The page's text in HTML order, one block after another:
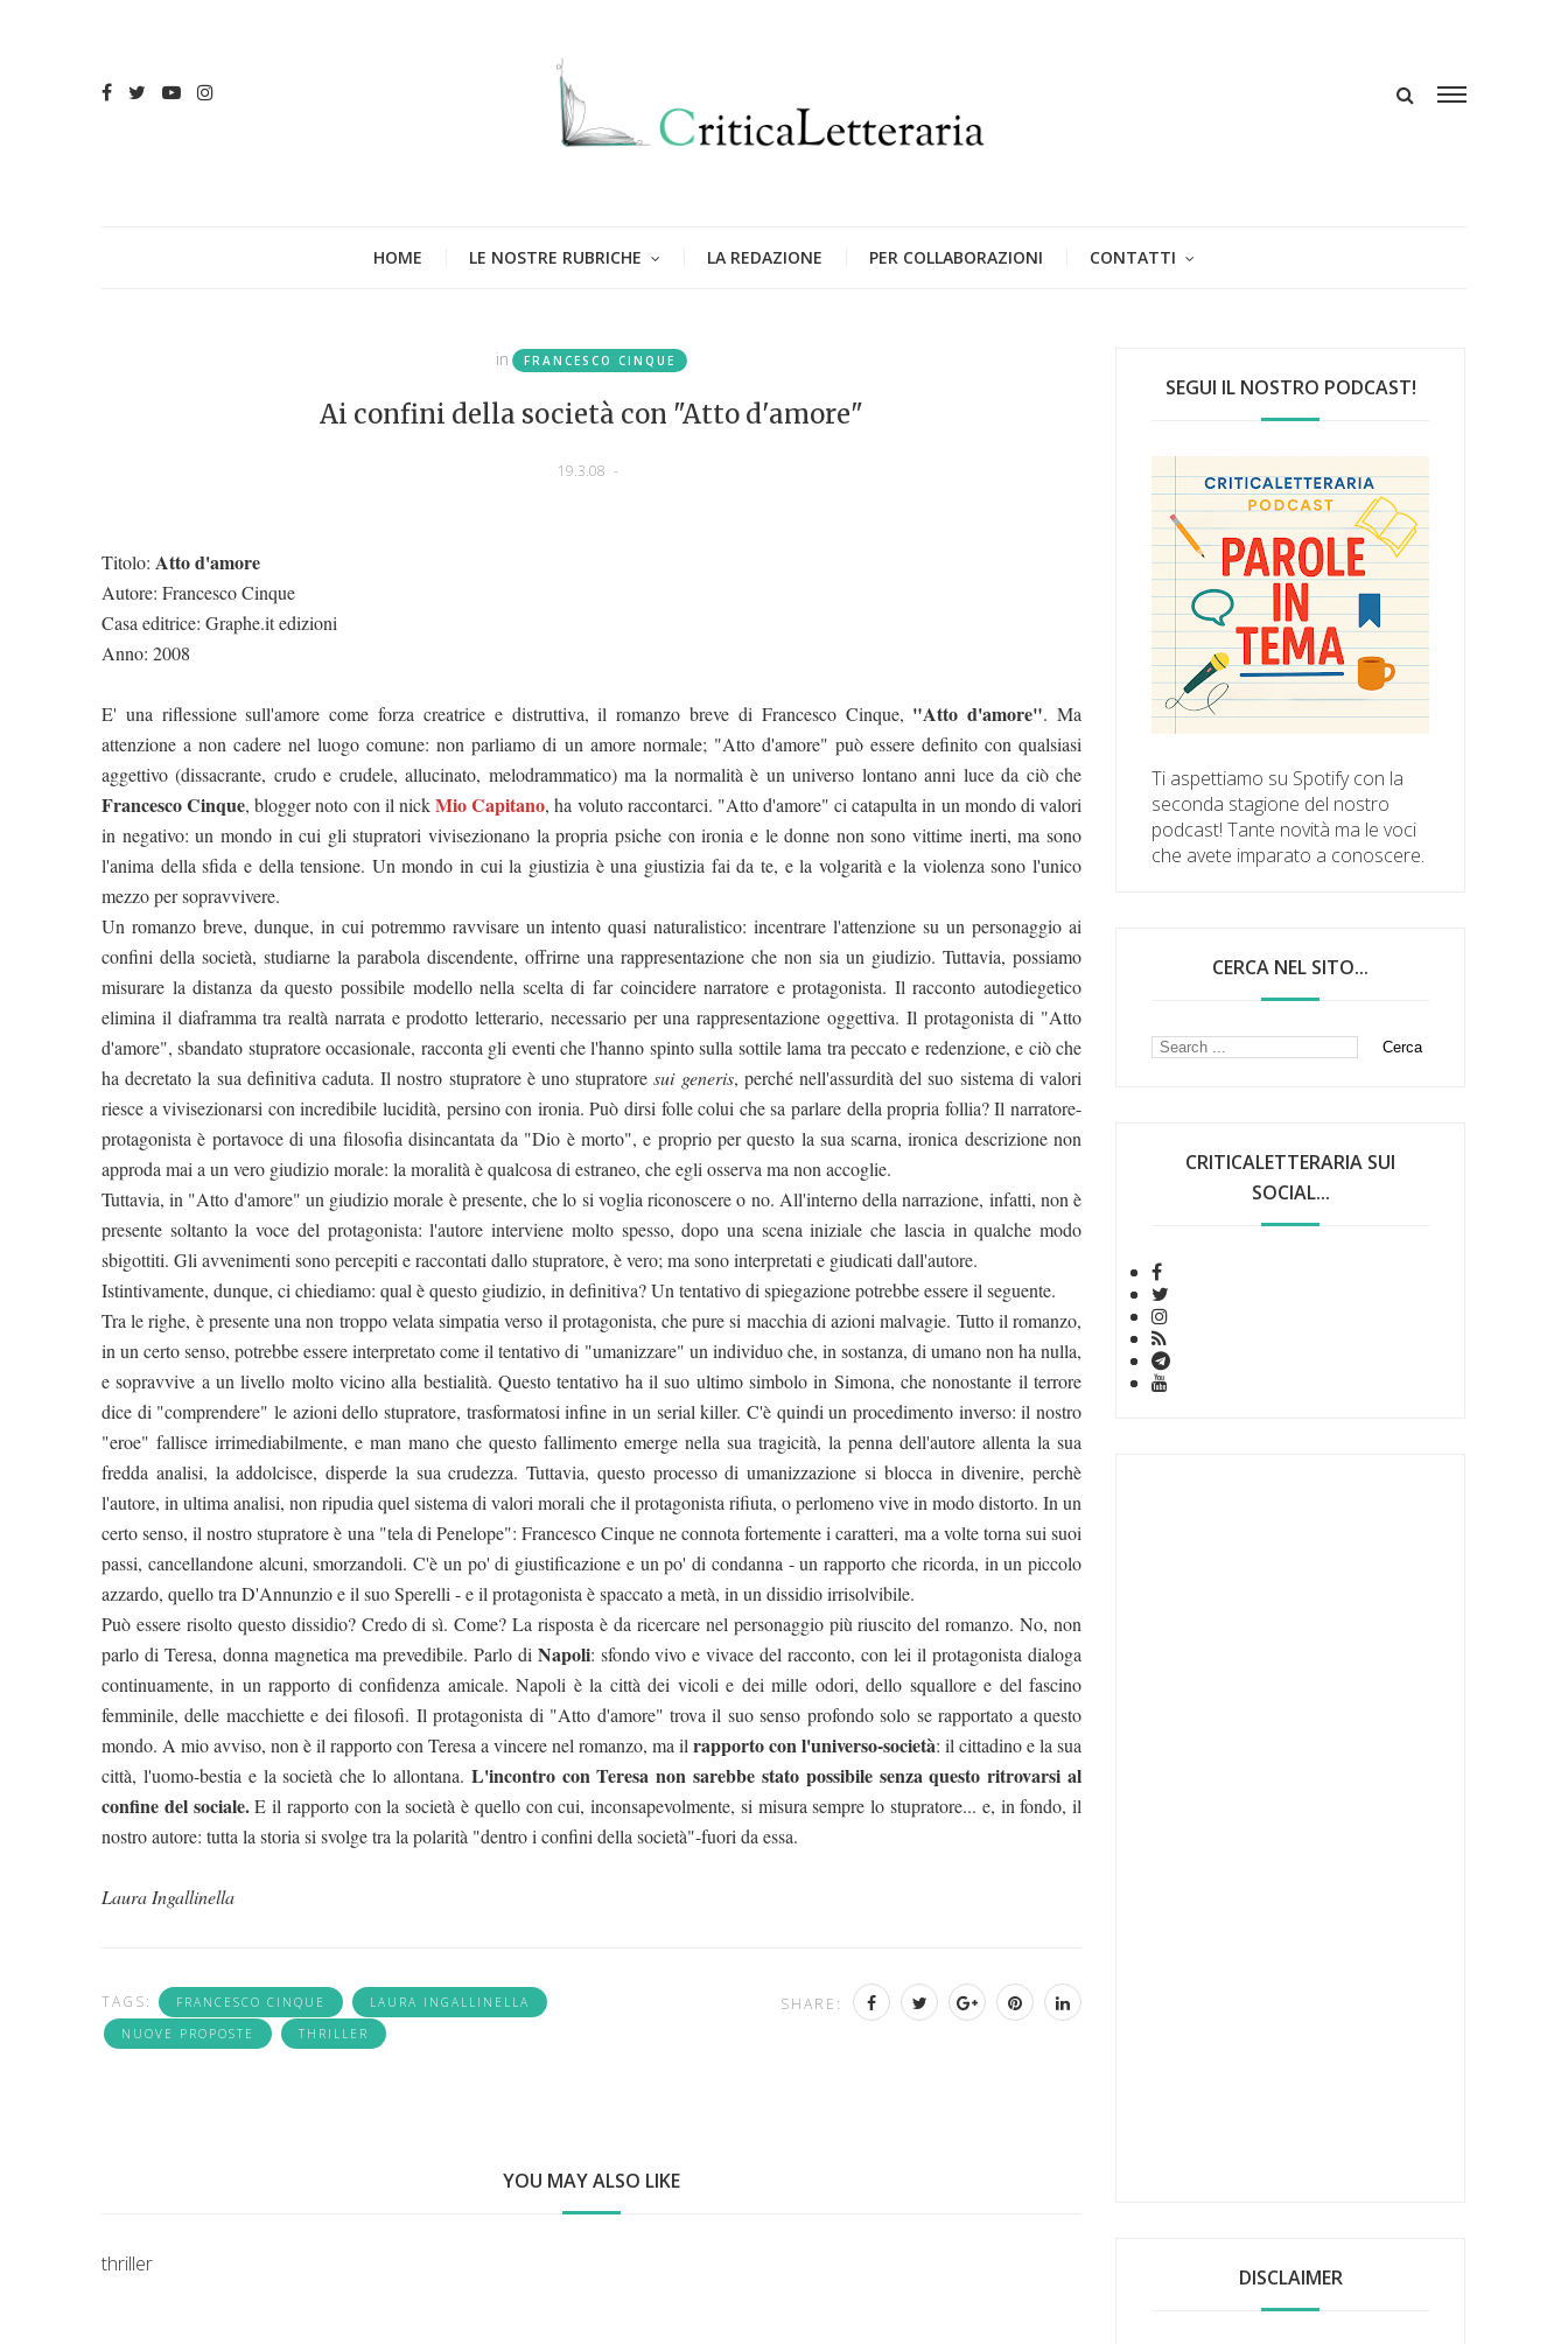
HOME LE NOSTRE RUBRICHE LA REDAZIONE PER COLLABORAZIONI CONTATTI
in FRANCESCO CINQUE
Ai confini della società con "Atto d'amore"
19.3.08 -
Titolo: Atto d'amore
Autore: Francesco Cinque
Casa editrice: Graphe.it edizioni
Anno: 2008
E' una riflessione sull'amore come forza creatrice e distruttiva, il romanzo breve di Francesco Cinque, "Atto d'amore". Ma
attenzione a non cadere nel luogo comune: non parliamo di un amore normale; "Atto d'amore" può essere definito con qualsiasi
aggettivo (dissacrante, crudo e crudele, allucinato, melodrammatico) ma la normalità è un universo lontano anni luce da ciò che
Francesco Cinque, blogger noto con il nickMio Capitano, ha voluto raccontarci. "Atto d'amore" ci catapulta in un mondo di valori
in negativo: un mondo in cui gli stupratori vivisezionano la propria psiche con ironia e le donne non sono vittime inerti, ma sono
l'anima della sfida e della tensione. Un mondo in cui la giustizia è una giustizia fai da te, e la volgarità e la violenza sono l'unico
mezzo per sopravvivere.
Un romanzo breve, dunque, in cui potremmo ravvisare un intento quasi naturalistico: incentrare l'attenzione su un personaggio ai
confini della società, studiarne la parabola discendente, offrirne una rappresentazione che non sia un giudizio. Tuttavia, possiamo
misurare la distanza da questo possibile modello nella scelta di far coincidere narratore e protagonista. Il racconto autodiegetico
elimina il diaframma tra realtà narrata e prodotto letterario, necessario per una rappresentazione oggettiva. Il protagonista di "Atto
d'amore", sbandato stupratore occasionale, racconta gli eventi che l'hanno spinto sulla sottile lama tra peccato e redenzione, e ciò che
ha decretato la sua definitiva caduta. Il nostro stupratore è uno stupratoresui generis, perché nell'assurdità del suo sistema di valori
riesce a vivisezionarsi con incredibile lucidità, persino con ironia. Può dirsi folle colui che sa parlare della propria follia? Il narratore-
protagonista è portavoce di una filosofia disincantata da "Dio è morto", e proprio per questo la sua scarna, ironica descrizione non
approda mai a un vero giudizio morale: la moralità è qualcosa di estraneo, che egli osserva ma non accoglie.
Tuttavia, in "Atto d'amore" un giudizio morale è presente, che lo si voglia riconoscere o no. All'interno della narrazione, infatti, non è
presente soltanto la voce del protagonista: l'autore interviene molto spesso, dopo una scena iniziale che lascia in qualche modo
sbigottiti. Gli avvenimenti sono percepiti e raccontati dallo stupratore, è vero; ma sono interpretati e giudicati dall'autore.
Istintivamente, dunque, ci chiediamo: qual è questo giudizio, in definitiva? Un tentativo di spiegazione potrebbe essere il seguente.
Tra le righe, è presente una non troppo velata simpatia verso il protagonista, che pure si macchia di azioni malvagie. Tutto il romanzo,
in un certo senso, potrebbe essere interpretato come il tentativo di "umanizzare" un individuo che, in sostanza, di umano non ha nulla,
e sopravvive a un livello molto vicino alla bestialità. Questo tentativo ha il suo ultimo simbolo in Simona, che nonostante il terrore
dice di "comprendere" le azioni dello stupratore, trasformatosi infine in un serial killer. C'è quindi un procedimento inverso: il nostro
"eroe" fallisce irrimediabilmente, e man mano che questo fallimento emerge nella sua tragicità, la penna dell'autore allenta la sua
fredda analisi, la addolcisce, disperde la sua crudezza. Tuttavia, questo processo di umanizzazione si blocca in divenire, perchè
l'autore, in ultima analisi, non ripudia quel sistema di valori morali che il protagonista rifiuta, o perlomeno vive in modo distorto. In un
certo senso, il nostro stupratore è una "tela di Penelope": Francesco Cinque ne connota fortemente i caratteri, ma a volte torna sui suoi
passi, cancellandone alcuni, smorzandoli. C'è un po' di giustificazione e un po' di condanna - un rapporto che ricorda, in un piccolo
azzardo, quello tra D'Annunzio e il suo Sperelli - e il protagonista è spaccato a metà, in un dissidio irrisolvibile.
Può essere risolto questo dissidio? Credo di sì. Come? La risposta è da ricercare nel personaggio più riuscito del romanzo. No, non
parlo di Teresa, donna magnetica ma prevedibile. Parlo di Napoli: sfondo vivo e vivace del racconto, con lei il protagonista dialoga
continuamente, in un rapporto di confidenza amicale. Napoli è la città dei vicoli e dei mille odori, dello squallore e del fascino
femminile, delle macchiette e dei filosofi. Il protagonista di "Atto d'amore" trova il suo senso profondo solo se rapportato a questo
mondo. A mio avviso, non è il rapporto con Teresa a vincere nel romanzo, ma ilrapporto con l'universo-società: il cittadino e la sua
città, l'uomo-bestia e la società che lo allontana. L'incontro con Teresa non sarebbe stato possibile senza questo ritrovarsi al
confine del sociale.E il rapporto con la società è quello con cui, inconsapevolmente, si misura sempre lo stupratore... e, in fondo, il
nostro autore: tutta la storia si svolge tra la polarità "dentro i confini della società"-fuori da essa.
Laura Ingallinella
TAGS: FRANCESCO CINQUE
LAURA INGALLINELLA
NUOVE PROPOSTE
THRILLER
SHARE:
YOU MAY ALSO LIKE
thriller
SEGUI IL NOSTRO PODCAST!
Ti aspettiamo su Spotify con la
seconda stagione del nostro
podcast! Tante novità ma le voci
che avete imparato a conoscere.
CERCA NEL SITO...
CRITICALETTERARIA SUI
SOCIAL...
DISCLAIMER